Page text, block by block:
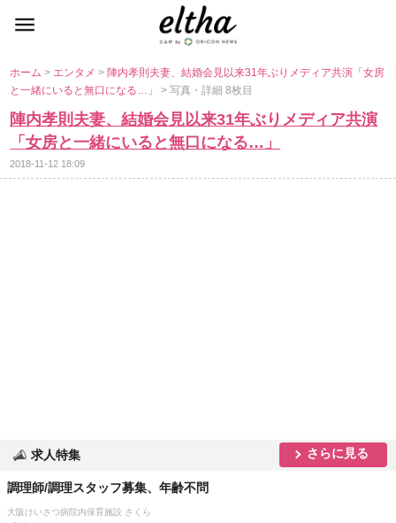
ホーム> エンタメ> 陣内孝則夫妻、結婚会見以来31年ぶりメディア共演「女房
と一緒にいると無口になる…」> 写真・詳細 8枚目
陣内孝則夫妻、結婚会見以来31年ぶりメディア共演
「女房と一緒にいると無口になる…」
2018-11-12 18:09
求人特集 さらに見る
調理師/調理スタッフ募集、年齢不問
大阪けいさつ病院内保育施設 さくら